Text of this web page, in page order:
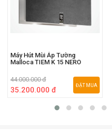
Máy Hút Mùi Áp Tường
Malloca TIEM K 15 NERO
44.000.000 đ
35.200.000 đ
ĐẶT MUA